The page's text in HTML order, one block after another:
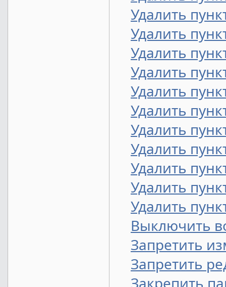
Удалить
Удалить
Удалить
Удалить
Удалить
Удалить
Удалить
Удалить
Удалить
Удалить
Удалить
Выключить
Запретить
Запретить
Закрепить